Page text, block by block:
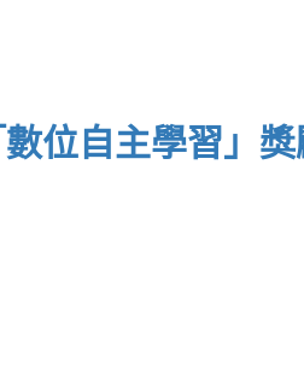
位自主學習」